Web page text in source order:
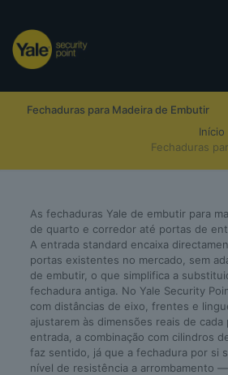
Fechaduras para Madeira de Embutir
Início
Fechaduras
As fechaduras Yale de embutir para
de quarto e corredor até portas de
A entrada standard encaixa
portas existentes no mercado, sem
de embutir, o que simplifica a
fechadura antiga. No Yale Security
com distâncias de eixo, frentes e
ajustarem às dimensões reais de
entrada, a combinação com cilindros
faz sentido, já que a fechadura por si
nível de resistência a arrombamento